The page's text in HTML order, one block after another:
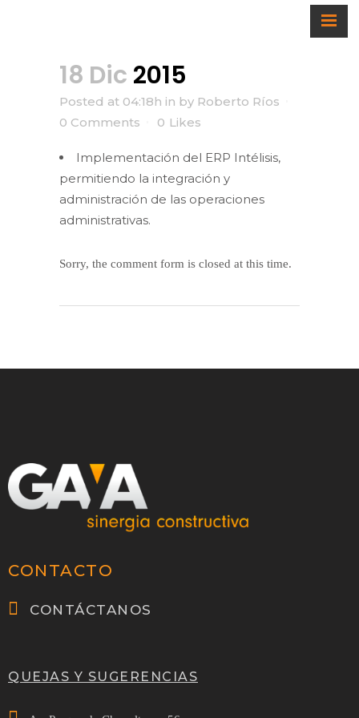
18 Dic 2015
Posted at 04:18h in by Roberto Ríos
0 Comments
0 Likes
Implementación del ERP Intélisis,
permitiendo la integración y
administración de las operaciones
administrativas.
Sorry, the comment form is closed at this time.
CONTACTO
CONTÁCTANOS
QUEJAS Y SUGERENCIAS